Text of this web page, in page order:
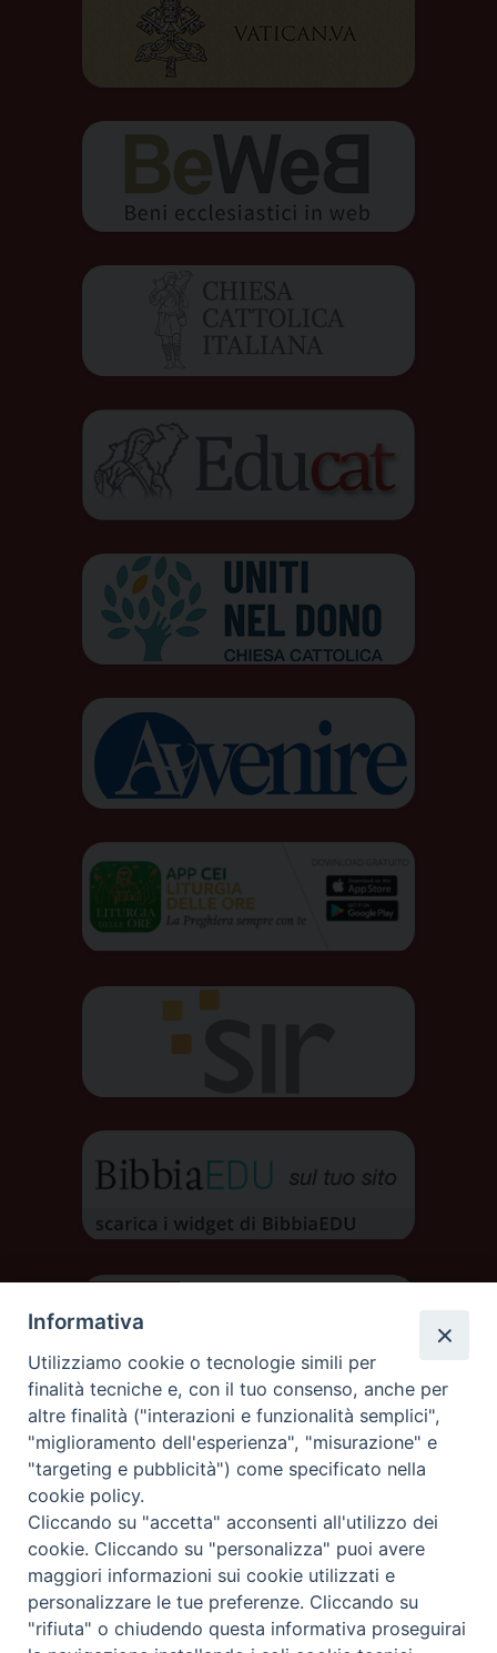
DIOCESI DI AOSTA
DIOCÈSE D'AOSTE
Rue Mgr de Sales 3/A 11100 Aosta
tel. 0165.238515 | fax: 0165.238517
Informativa
Utilizziamo cookie o tecnologie simili per
finalità tecniche e, con il tuo consenso, anche per
altre finalità ("interazioni e funzionalità semplici",
"miglioramento dell'esperienza", "misurazione" e
"targeting e pubblicità") come specificato nella
cookie policy.
Cliccando su "accetta" acconsenti all'utilizzo dei
cookie. Cliccando su "personalizza" puoi avere
maggiori informazioni sui cookie utilizzati e
personalizzare le tue preferenze. Cliccando su
"rifiuta" o chiudendo questa informativa proseguirai